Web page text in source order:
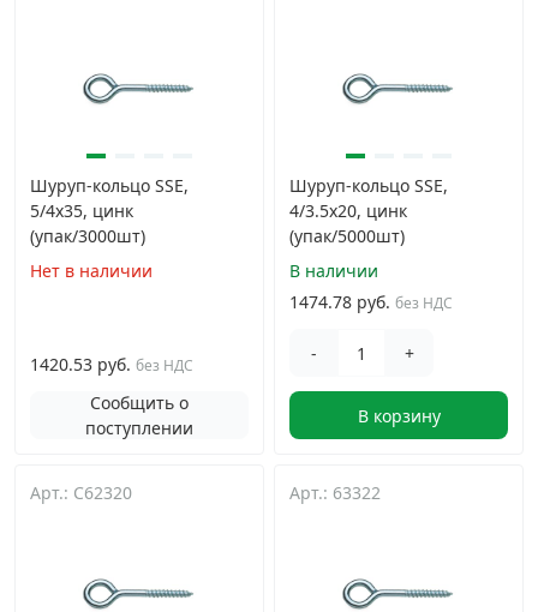
Шуруп-кольцо SSE,
5/4х35, цинк
(упак/3000шт)
Нет в наличии
1420.53 руб. без НДС
Сообщить о
поступлении
Шуруп-кольцо SSE,
4/3.5х20, цинк
(упак/5000шт)
В наличии
1474.78 руб. без НДС
- +
В корзину
Арт.: C62320 Арт.: 63322